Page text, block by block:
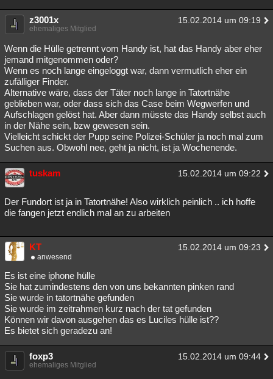
z3001x 15.02.2014 um 09:19
ehemaliges Mitglied
Wenn die Hülle getrennt vom Handy ist, hat das Handy aber eher
jemand mitgenommen oder?
Wenn es noch lange eingeloggt war, dann vermutlich eher ein
zufälliger Finder.
Alternative wäre, dass der Täter noch lange in Tatortnähe
geblieben war, oder dass sich das Case beim Wegwerfen und
Aufschlagen gelöst hat. Aber dann müsste das Handy selbst auch
in der Nähe sein, bzw gewesen sein.
Vielleicht schickt der Pupp seine Polizei-Schüler ja noch mal zum
Suchen aus. Obwohl nee, geht ja nicht, ist ja Wochenende.
tuskam 15.02.2014 um 09:22
Der Fundort ist ja in Tatortnähe! Also wirklich peinlich .. ich hoffe
die fangen jetzt endlich mal an zu arbeiten
KT 15.02.2014 um 09:23
anwesend
Es ist eine iphone hülle
Sie hat zumindestens den von uns bekannten pinken rand
Sie wurde in tatortnähe gefunden
Sie wurde im zeitrahmen kurz nach der tat gefunden
Können wir davon ausgehen das es Luciles hülle ist??
Es bietet sich geradezu an!
foxp3 15.02.2014 um 09:44
ehemaliges Mitglied